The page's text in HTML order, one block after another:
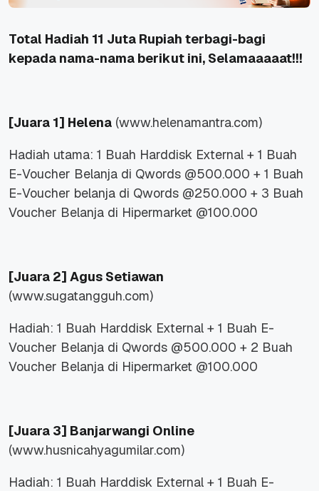
Total Hadiah 11 Juta Rupiah terbagi-bagi
kepada nama-nama berikut ini, Selamaaaaat!!!
[Juara 1] Helena (www.helenamantra.com)
Hadiah utama: 1 Buah Harddisk External + 1 Buah
E-Voucher Belanja di Qwords @500.000 + 1 Buah
E-Voucher belanja di Qwords @250.000 + 3 Buah
Voucher Belanja di Hipermarket @100.000
[Juara 2] Agus Setiawan
(www.sugatangguh.com)
Hadiah: 1 Buah Harddisk External + 1 Buah E-
Voucher Belanja di Qwords @500.000 + 2 Buah
Voucher Belanja di Hipermarket @100.000
[Juara 3] Banjarwangi Online
(www.husnicahyagumilar.com)
Hadiah: 1 Buah Harddisk External + 1 Buah E-